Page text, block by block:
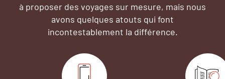
à proposer des voyages sur mesure, mais nous
avons quelques atouts qui font
incontestablement la différence.